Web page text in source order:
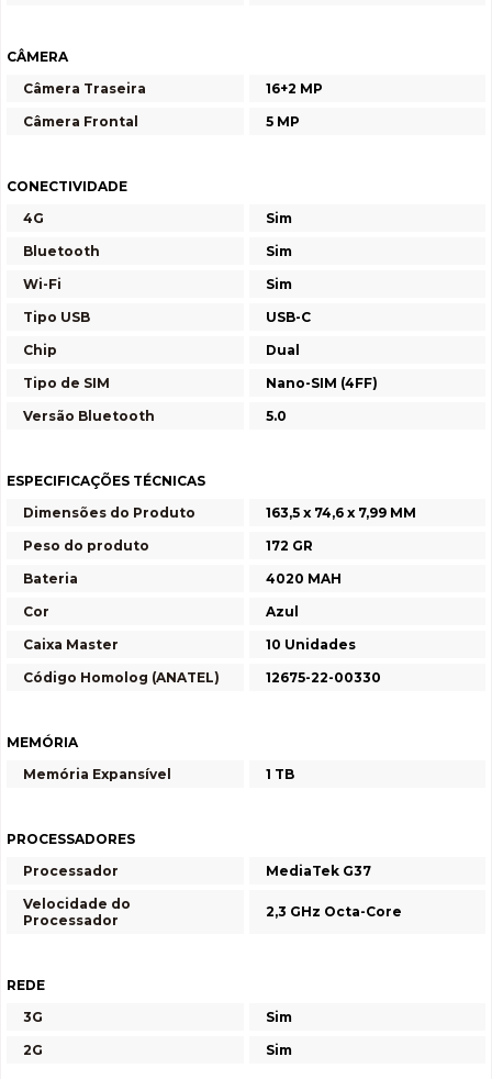
CÂMERA
Câmera Traseira
16+2 MP
Câmera Frontal
5 MP
CONECTIVIDADE
4G
Sim
Bluetooth
Sim
Wi-Fi
Sim
Tipo USB
USB-C
Chip
Dual
Tipo de SIM
Nano-SIM (4FF)
Versão Bluetooth
5.0
ESPECIFICAÇÕES TÉCNICAS
Dimensões do Produto
163,5 x 74,6 x 7,99 MM
Peso do produto
172 GR
Bateria
4020 MAH
Cor
Azul
Caixa Master
10 Unidades
Código Homolog (ANATEL)
12675-22-00330
MEMÓRIA
Memória Expansível
1 TB
PROCESSADORES
Processador
MediaTek G37
Velocidade do
Processador
2,3 GHz Octa-Core
REDE
3G
Sim
2G
Sim